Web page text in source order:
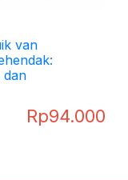
van
dan
Rp94.000